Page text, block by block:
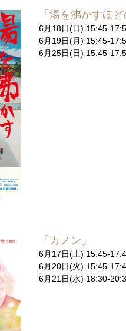
「湯を沸かすほ
6月18日(日) 15:45-
6月19日(月) 15:45-
6月25日(日) 15:45-
「カノン」
6月17日(土) 15:45-
6月20日(火) 15:45-
6月21日(水) 18:30-